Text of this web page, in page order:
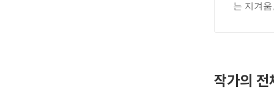
는 지겨
작가의 전